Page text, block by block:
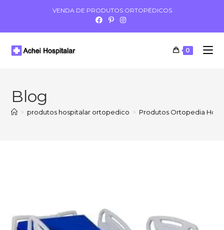
VENDA DE PRODUTOS ORTOPÉDICOS
0
Blog
> produtos hospitalar ortopedico > Produtos Ortopedia